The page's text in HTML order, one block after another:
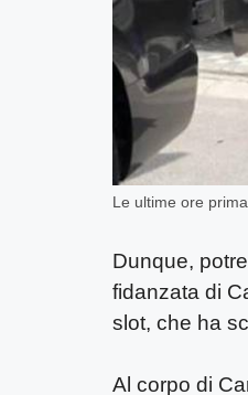
Le ultime ore
Dunque,
fidanzata di
slot, che ha
Al corpo di